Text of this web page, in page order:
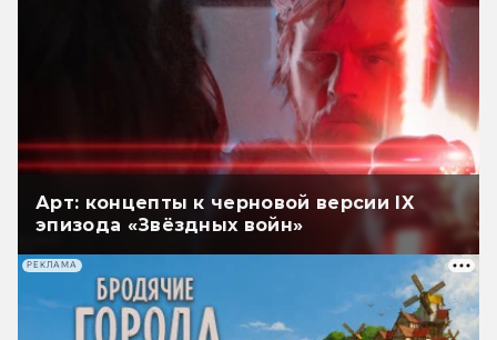
Арт: концепты к черновой версии IX
эпизода «Звёздных войн»
РЕКЛАМА